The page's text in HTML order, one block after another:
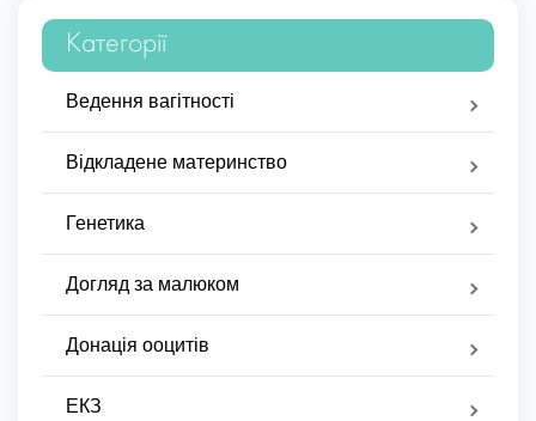
Категорії
Ведення вагітності
Відкладене материнство
Генетика
Догляд за малюком
Донація ооцитів
ЕКЗ